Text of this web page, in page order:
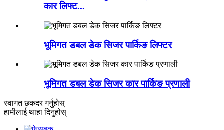
कार लिफ्ट...
भूमिगत डबल डेक सिजर पार्किङ लिफ्टर
भूमिगत डबल डेक सिजर कार पार्किङ प्रणाली
स्वागत छकदर गर्नुहोस्
हामीलाई थाहा दिनुहोस्